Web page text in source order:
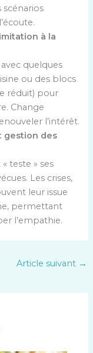
scénarios
à la
quelques
ou des blocs
réduit) pour
Change
l’intérêt.
gestion des
teste » ses
Les crises,
leur issue
permettant
l’empathie.
Article suivant →